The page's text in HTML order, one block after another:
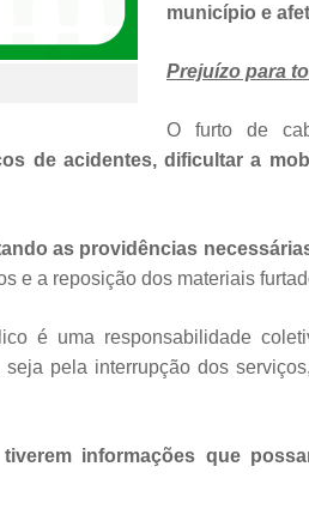
município e
Prejuízo para
O furto de
de acidentes, dificultar a
as providências
e a reposição dos materiais
é uma responsabilidade
seja pela interrupção dos
tiverem informações que